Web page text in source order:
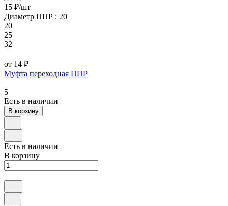
15 ₽/шт
Диаметр ППР : 20
20
25
32
от 14 ₽
Муфта переходная ППР
5
Есть в наличии
В корзину
Есть в наличии
В корзину